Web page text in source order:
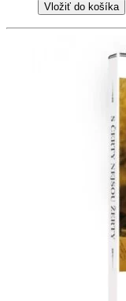
Vložiť do košíka